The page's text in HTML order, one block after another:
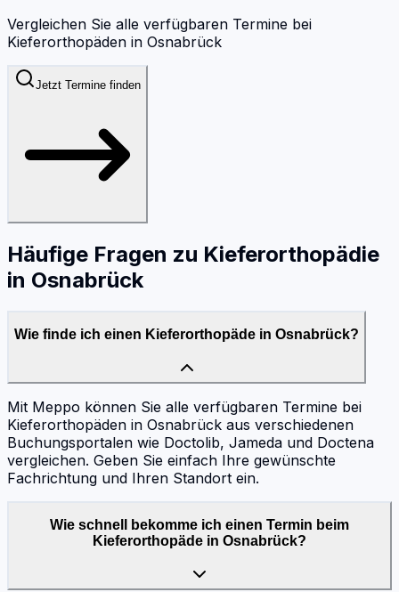
Vergleichen Sie alle verfügbaren Termine bei
Kieferorthopäden in Osnabrück
Jetzt Termine finden
Häufige Fragen zu Kieferorthopädie
in Osnabrück
Wie finde ich einen Kieferorthopäde in Osnabrück?
Mit Meppo können Sie alle verfügbaren Termine bei
Kieferorthopäden in Osnabrück aus verschiedenen
Buchungsportalen wie Doctolib, Jameda und Doctena
vergleichen. Geben Sie einfach Ihre gewünschte
Fachrichtung und Ihren Standort ein.
Wie schnell bekomme ich einen Termin beim
Kieferorthopäde in Osnabrück?